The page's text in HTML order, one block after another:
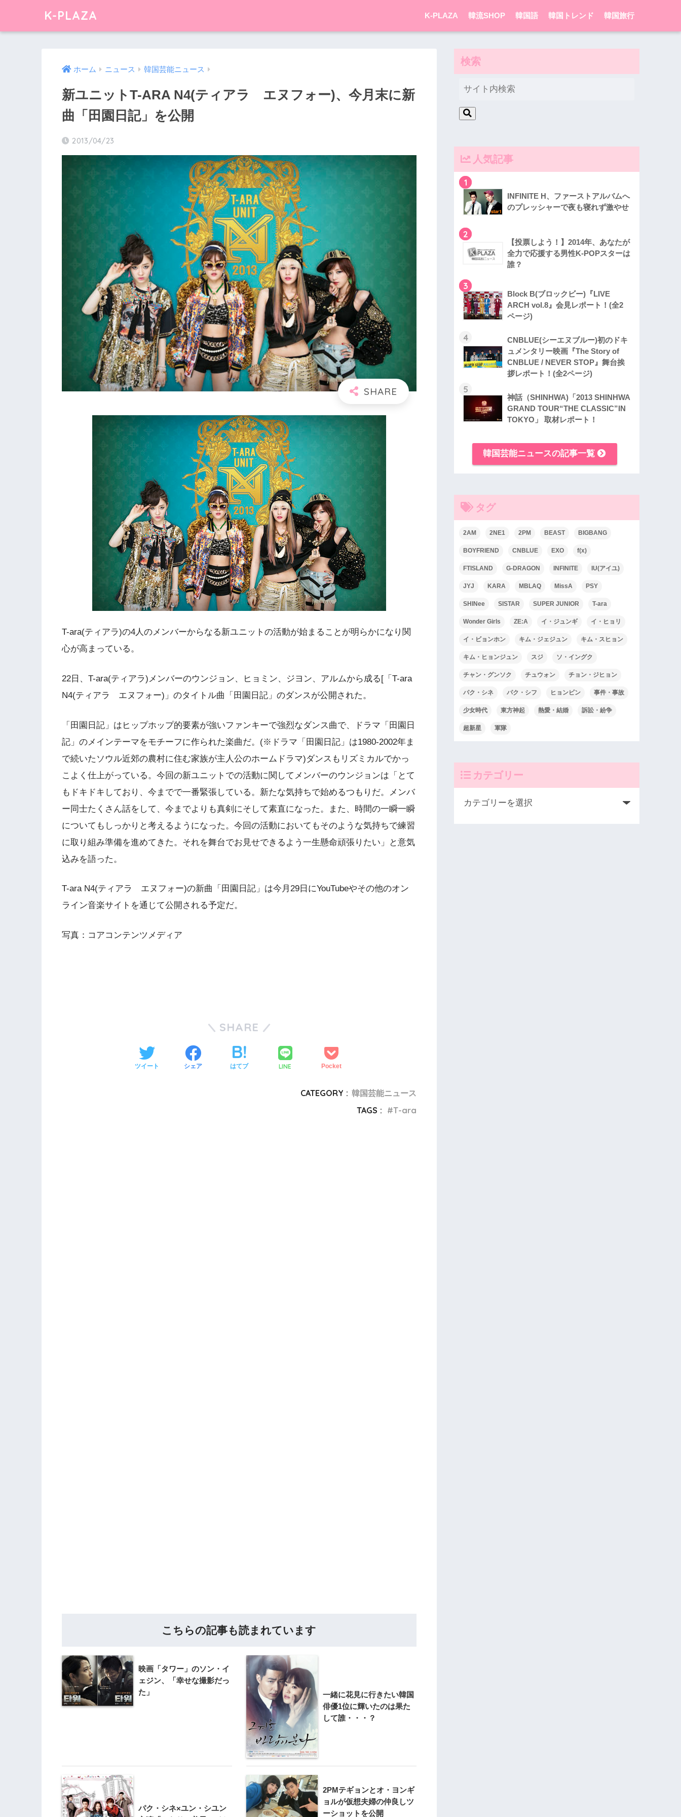
K-PLAZA K-PLAZA 韓流SHOP 韓国語 韓国トレンド 韓国旅行
ホーム ニュース 韓国芸能ニュース
新ユニットT-ARA N4(ティアラ エヌフォー)、今月末に新
曲「田園日記」を公開
2013/04/23
T-ara(ティアラ)の4人のメンバーからなる新ユニットの活動が始まることが明らかになり関
心が高まっている。
22日、T-ara(ティアラ)メンバーのウンジョン、ヒョミン、ジヨン、アルムから成る[「T-ara
N4(ティアラ エヌフォー)」のタイトル曲「田園日記」のダンスが公開された。
「田園日記」はヒップホップ的要素が強いファンキーで強烈なダンス曲で、ドラマ「田園日
記」のメインテーマをモチーフに作られた楽曲だ。(※ドラマ「田園日記」は1980-2002年ま
で続いたソウル近郊の農村に住む家族が主人公のホームドラマ)ダンスもリズミカルでかっ
こよく仕上がっている。今回の新ユニットでの活動に関してメンバーのウンジョンは「とて
もドキドキしており、今までで一番緊張している。新たな気持ちで始めるつもりだ。メンバ
ー同士たくさん話をして、今までよりも真剣にそして素直になった。また、時間の一瞬一瞬
についてもしっかりと考えるようになった。今回の活動においてもそのような気持ちで練習
に取り組み準備を進めてきた。それを舞台でお見せできるよう一生懸命頑張りたい」と意気
込みを語った。
T-ara N4(ティアラ エヌフォー)の新曲「田園日記」は今月29日にYouTubeやその他のオン
ライン音楽サイトを通じて公開される予定だ。
写真：コアコンテンツメディア
SHARE
ツイート シェア はてブ LINE Pocket
CATEGORY : 韓国芸能ニュース
TAGS :
T-ara
こちらの記事も読まれています
映画「タワー」のソン・イ
ェジン、「幸せな撮影だっ
た」
一緒に花見に行きたい韓国
俳優1位に輝いたのは果た
して誰・・・？
パク・シネ×ユン・シユン
2PMテギョンとオ・ヨンギ
ョルが仮想夫婦の仲良しツ
ーショットを公開
検索
人気記事
1
INFINITE H、ファーストアルバムへ
のプレッシャーで夜も寝れず激やせ
2
【投票しよう！】2014年、あなたが
全力で応援する男性K-POPスターは
誰？
3
Block B(ブロックビー)『LIVE
ARCH vol.8』会見レポート！(全2
ページ)
4
CNBLUE(シーエヌブルー)初のドキ
ュメンタリー映画『The Story of
CNBLUE / NEVER STOP』舞台挨
拶レポート！(全2ページ)
5
神話（SHINHWA)「2013 SHINHWA
GRAND TOUR“THE CLASSIC”IN
TOKYO」 取材レポート！
韓国芸能ニュースの記事一覧
タグ
2AM 2NE1 2PM BEAST BIGBANG
BOYFRIEND CNBLUE EXO f(x)
FTISLAND G-DRAGON INFINITE IU(アイユ)
JYJ KARA MBLAQ MissA PSY
SHINee SISTAR SUPER JUNIOR T-ara
Wonder Girls ZE:A イ・ジュンギ イ・ヒョリ
イ・ビョンホン キム・ジェジュン キム・スヒョン
キム・ヒョンジュン スジ ソ・イングク
チャン・グンソク チュウォン チョン・ジヒョン
パク・シネ パク・シフ ヒョンビン 事件・事故
少女時代 東方神起 熱愛・結婚 訴訟・紛争
超新星 軍隊
カテゴリー